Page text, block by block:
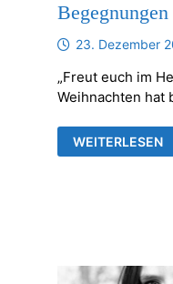
23. Dezember
„Freut euch im
Weihnachten hat
BEGEGNUNGEN
IN
WEITERLESEN